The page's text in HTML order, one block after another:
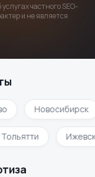
частного SEO-
и не является
Новосибирск
Тольятти